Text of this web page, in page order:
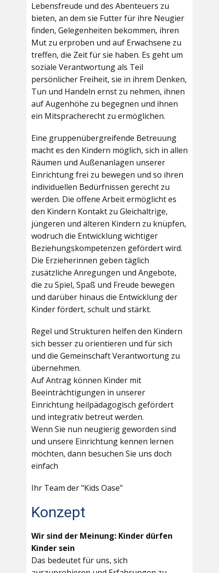
Lebensfreude und des Abenteuers zu
bieten, an dem sie Futter für ihre Neugier
finden, Gelegenheiten bekommen, ihren
Mut zu erproben und auf Erwachsene zu
treffen, die Zeit für sie haben. Es geht um
soziale Verantwortung als Teil
persönlicher Freiheit, sie in ihrem Denken,
Tun und Handeln ernst zu nehmen, ihnen
auf Augenhöhe zu begegnen und ihnen
ein Mitspracherecht zu ermöglichen.
Eine gruppenübergreifende Betreuung
macht es den Kindern möglich, sich in allen
Räumen und Außenanlagen unserer
Einrichtung frei zu bewegen und so ihren
individuellen Bedürfnissen gerecht zu
werden. Die offene Arbeit ermöglicht es
den Kindern Kontakt zu Gleichaltrige,
jüngeren und älteren Kindern zu knüpfen,
wodruch die Entwicklung wichtiger
Beziehungskompetenzen gefördert wird.
Die Erzieherinnen geben täglich
zusätzliche Anregungen und Angebote,
die zu Spiel, Spaß und Freude bewegen
und darüber hinaus die Entwicklung der
Kinder fördert, schult und stärkt.
Regel und Strukturen helfen den Kindern
sich besser zu orientieren und für sich
und die Gemeinschaft Verantwortung zu
übernehmen.
Auf Antrag können Kinder mit
Beeinträchtigungen in unserer
Einrichtung heilpädagogisch gefördert
und integrativ betreut werden.
Wenn Sie nun neugierig geworden sind
und unsere Einrichtung kennen lernen
möchten, dann besuchen Sie uns doch
einfach
Ihr Team der "Kids Oase"
Konzept
Wir sind der Meinung: Kinder dürfen
Kinder sein
Das bedeutet für uns, sich